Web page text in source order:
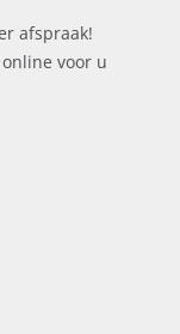
afspraak!
voor u